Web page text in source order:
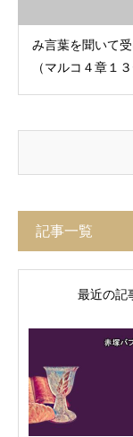
み言葉を聞いて
（マルコ４章１
記事一覧
最近の記